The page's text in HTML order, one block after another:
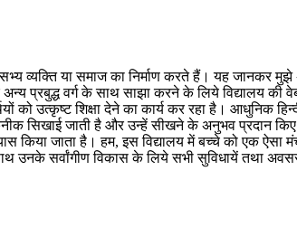
या समाज का निर्माण करते हैं। यह जानकर मुझे
प्रबुद्ध वर्ग के साथ साझा करने के लिये विद्यालय की
को उत्कृष्ट शिक्षा देने का कार्य कर रहा है। आधुनिक
सिखाई जाती है और उन्हें सीखने के अनुभव प्रदान किए
किया जाता है। हम, इस विद्यालय में बच्चे को एक
उनके सर्वांगीण विकास के लिये सभी सुविधायें तथा